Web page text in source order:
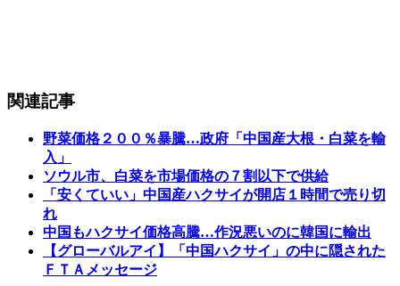
関連記事
野菜価格２００％暴騰…政府「中国産大根・白菜を輸
入」
ソウル市、白菜を市場価格の７割以下で供給
「安くていい」中国産ハクサイが開店１時間で売り切
れ
中国もハクサイ価格高騰…作況悪いのに韓国に輸出
【グローバルアイ】「中国ハクサイ」の中に隠された
ＦＴＡメッセージ